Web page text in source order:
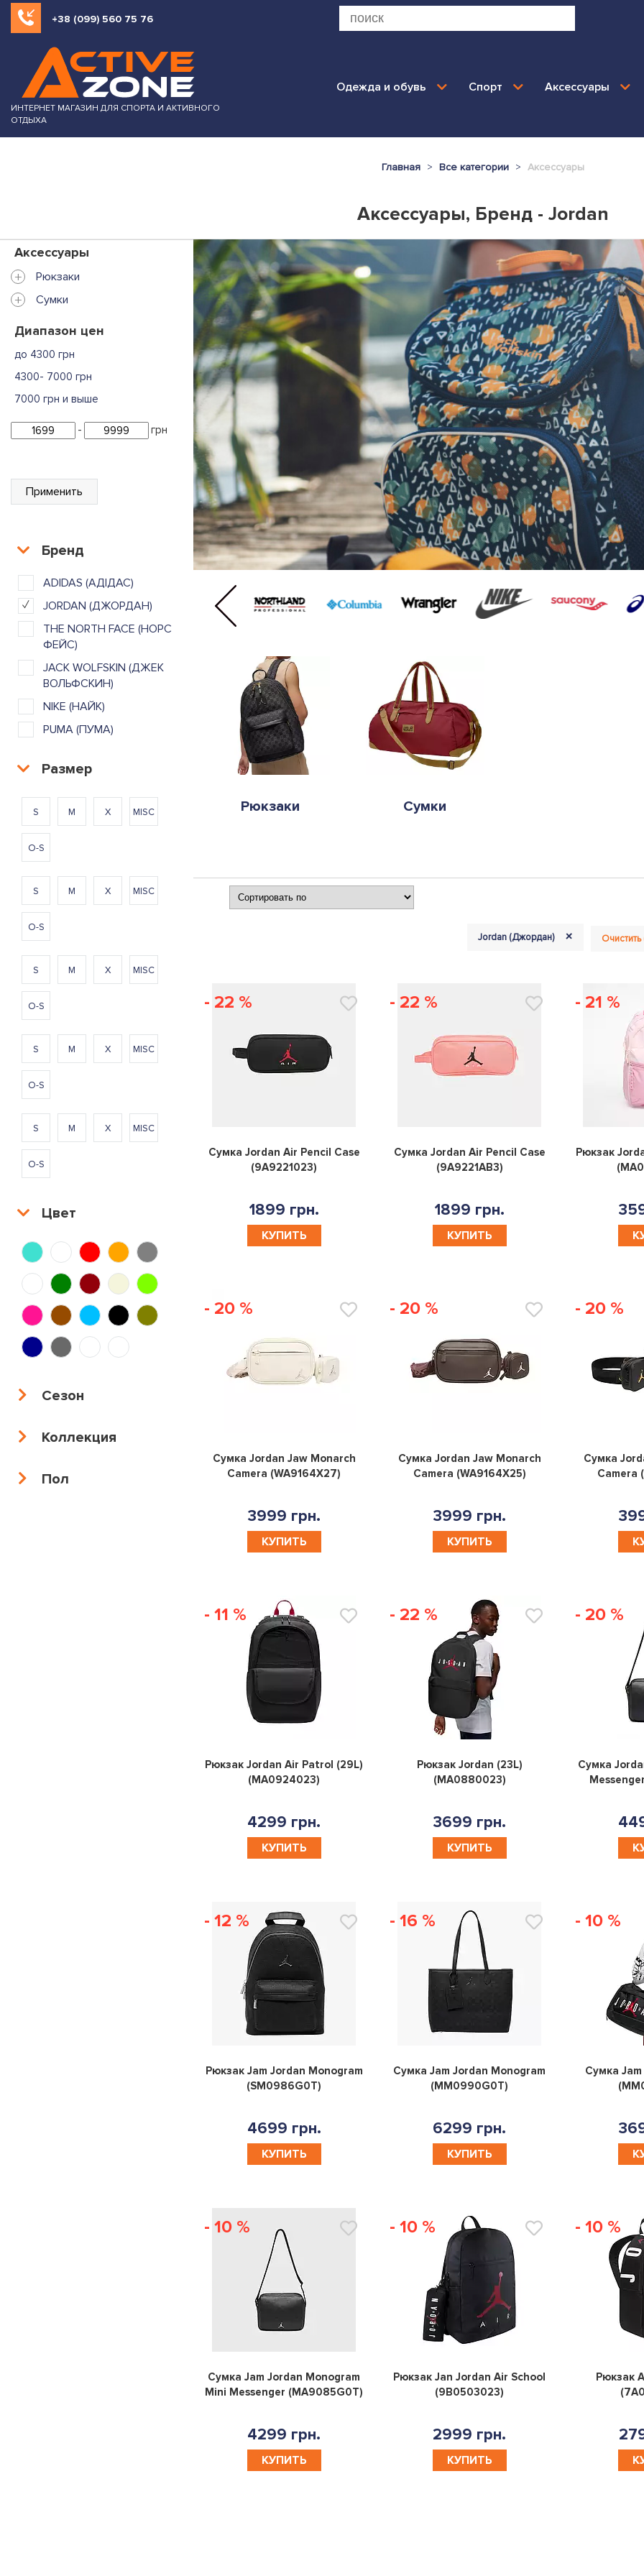
+38 (099) 560 75 76
ИНТЕРНЕТ МАГАЗИН ДЛЯ СПОРТА И АКТИВНОГО
ОТДЫХА
Одежда и обувь Спорт Аксессуары
Главная Все категории Аксессуары
Аксессуары, Бренд - Jordan
Аксессуары
+ Рюкзаки
+ Сумки
Диапазон цен
до 4300 грн
4300- 7000 грн
7000 грн и выше
- грн
Применить
Бренд
ADIDAS (АДІДАС)
JORDAN (ДЖОРДАН)
THE NORTH FACE (НОРС
ФЕЙС)
JACK WOLFSKIN (ДЖЕК
ВОЛЬФСКИН)
NIKE (НАЙК)
PUMA (ПУМА)
Размер
S M X MISC
O-S
S M X MISC
O-S
S M X MISC
O-S
S M X MISC
O-S
S M X MISC
O-S
Цвет
Сезон
Коллекция
Пол
Рюкзаки Сумки
Jordan (Джордан) +
- 22 %
0
Сумка Jordan Air Pencil Case
(9A9221023)
1899 грн.
КУПИТЬ
- 22 %
0
Сумка Jordan Air Pencil Case
(9A9221AB3)
1899 грн.
КУПИТЬ
- 21 %
Рюкзак
- 20 %
0
Сумка Jordan Jaw Monarch
Camera (WA9164X27)
3999 грн.
КУПИТЬ
- 20 %
0
Сумка Jordan Jaw Monarch
Camera (WA9164X25)
3999 грн.
КУПИТЬ
- 20 %
Сумка
Camera
- 11 %
0
Рюкзак Jordan Air Patrol (29L)
(MA0924023)
4299 грн.
КУПИТЬ
- 22 %
Рюкзак Jordan (23L)
(MA0880023)
3699 грн.
КУПИТЬ
- 20 %
Сумка
- 12 %
0
Рюкзак Jam Jordan Monogram
(SM0986G0T)
4699 грн.
КУПИТЬ
- 16 %
0
Сумка Jam Jordan Monogram
(MM0990G0T)
6299 грн.
КУПИТЬ
- 10 %
Сумка
- 10 %
0
Сумка Jam Jordan Monogram
Mini Messenger (MA9085G0T)
4299 грн.
КУПИТЬ
- 10 %
0
Рюкзак Jan Jordan Air School
(9B0503023)
2999 грн.
КУПИТЬ
- 10 %
Рюкзак